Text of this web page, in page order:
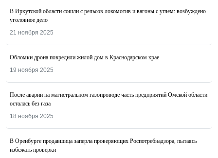
В Иркутской области сошли с рельсов локомотив и вагоны с углем: возбуждено
уголовное дело
21 ноября 2025
Обломки дрона повредили жилой дом в Краснодарском крае
19 ноября 2025
После аварии на магистральном газопроводе часть предприятий Омской области
осталась без газа
18 ноября 2025
В Оренбурге продавщица заперла проверяющих Роспотребнадзора, пытаясь
избежать проверки